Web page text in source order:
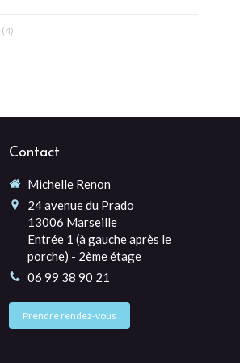
(4)
Contact
Michelle Renon
24 avenue du Prado
13006 Marseille
Entrée 1 (à gauche après le
porche) - 2ème étage
06 99 38 90 21
Prendre rendez-vous